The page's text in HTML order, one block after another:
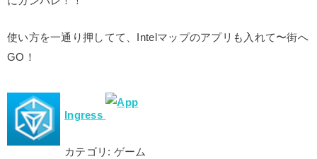
使い方を一通り押してて、Intelマップのアプリも入れて〜街へ
GO！
Ingress
カテゴリ: ゲーム